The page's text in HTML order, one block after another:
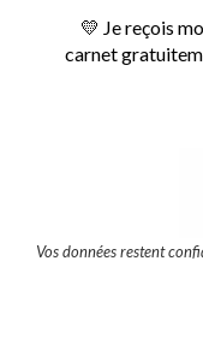
Vos données restent